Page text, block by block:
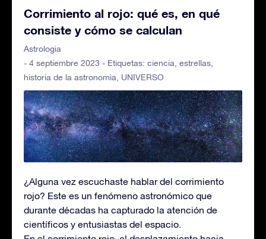
Corrimiento al rojo: qué es, en qué
consiste y cómo se calculan
Astrologia
- 4 septiembre 2023 - Etiquetas: ciencia estrellas
historia de la astronomìa
UNIVERSO
¿Alguna vez escuchaste hablar del corrimiento
rojo? Este es un fenómeno astronómico que
durante décadas ha capturado la atención de
científicos y entusiastas del espacio.